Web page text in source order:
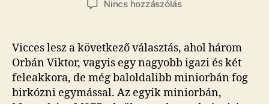
Nincs hozzászólása(z)
levelet
írt
az
MSZP-
tagoknak,
Vicces lesz a következő választás, ahol három
Orbán Viktor, vagyis egy nagyobb igazi és két
feleakkora, de még baloldalibb miniorbán fog
birkózni egymással. Az egyik miniorbán,